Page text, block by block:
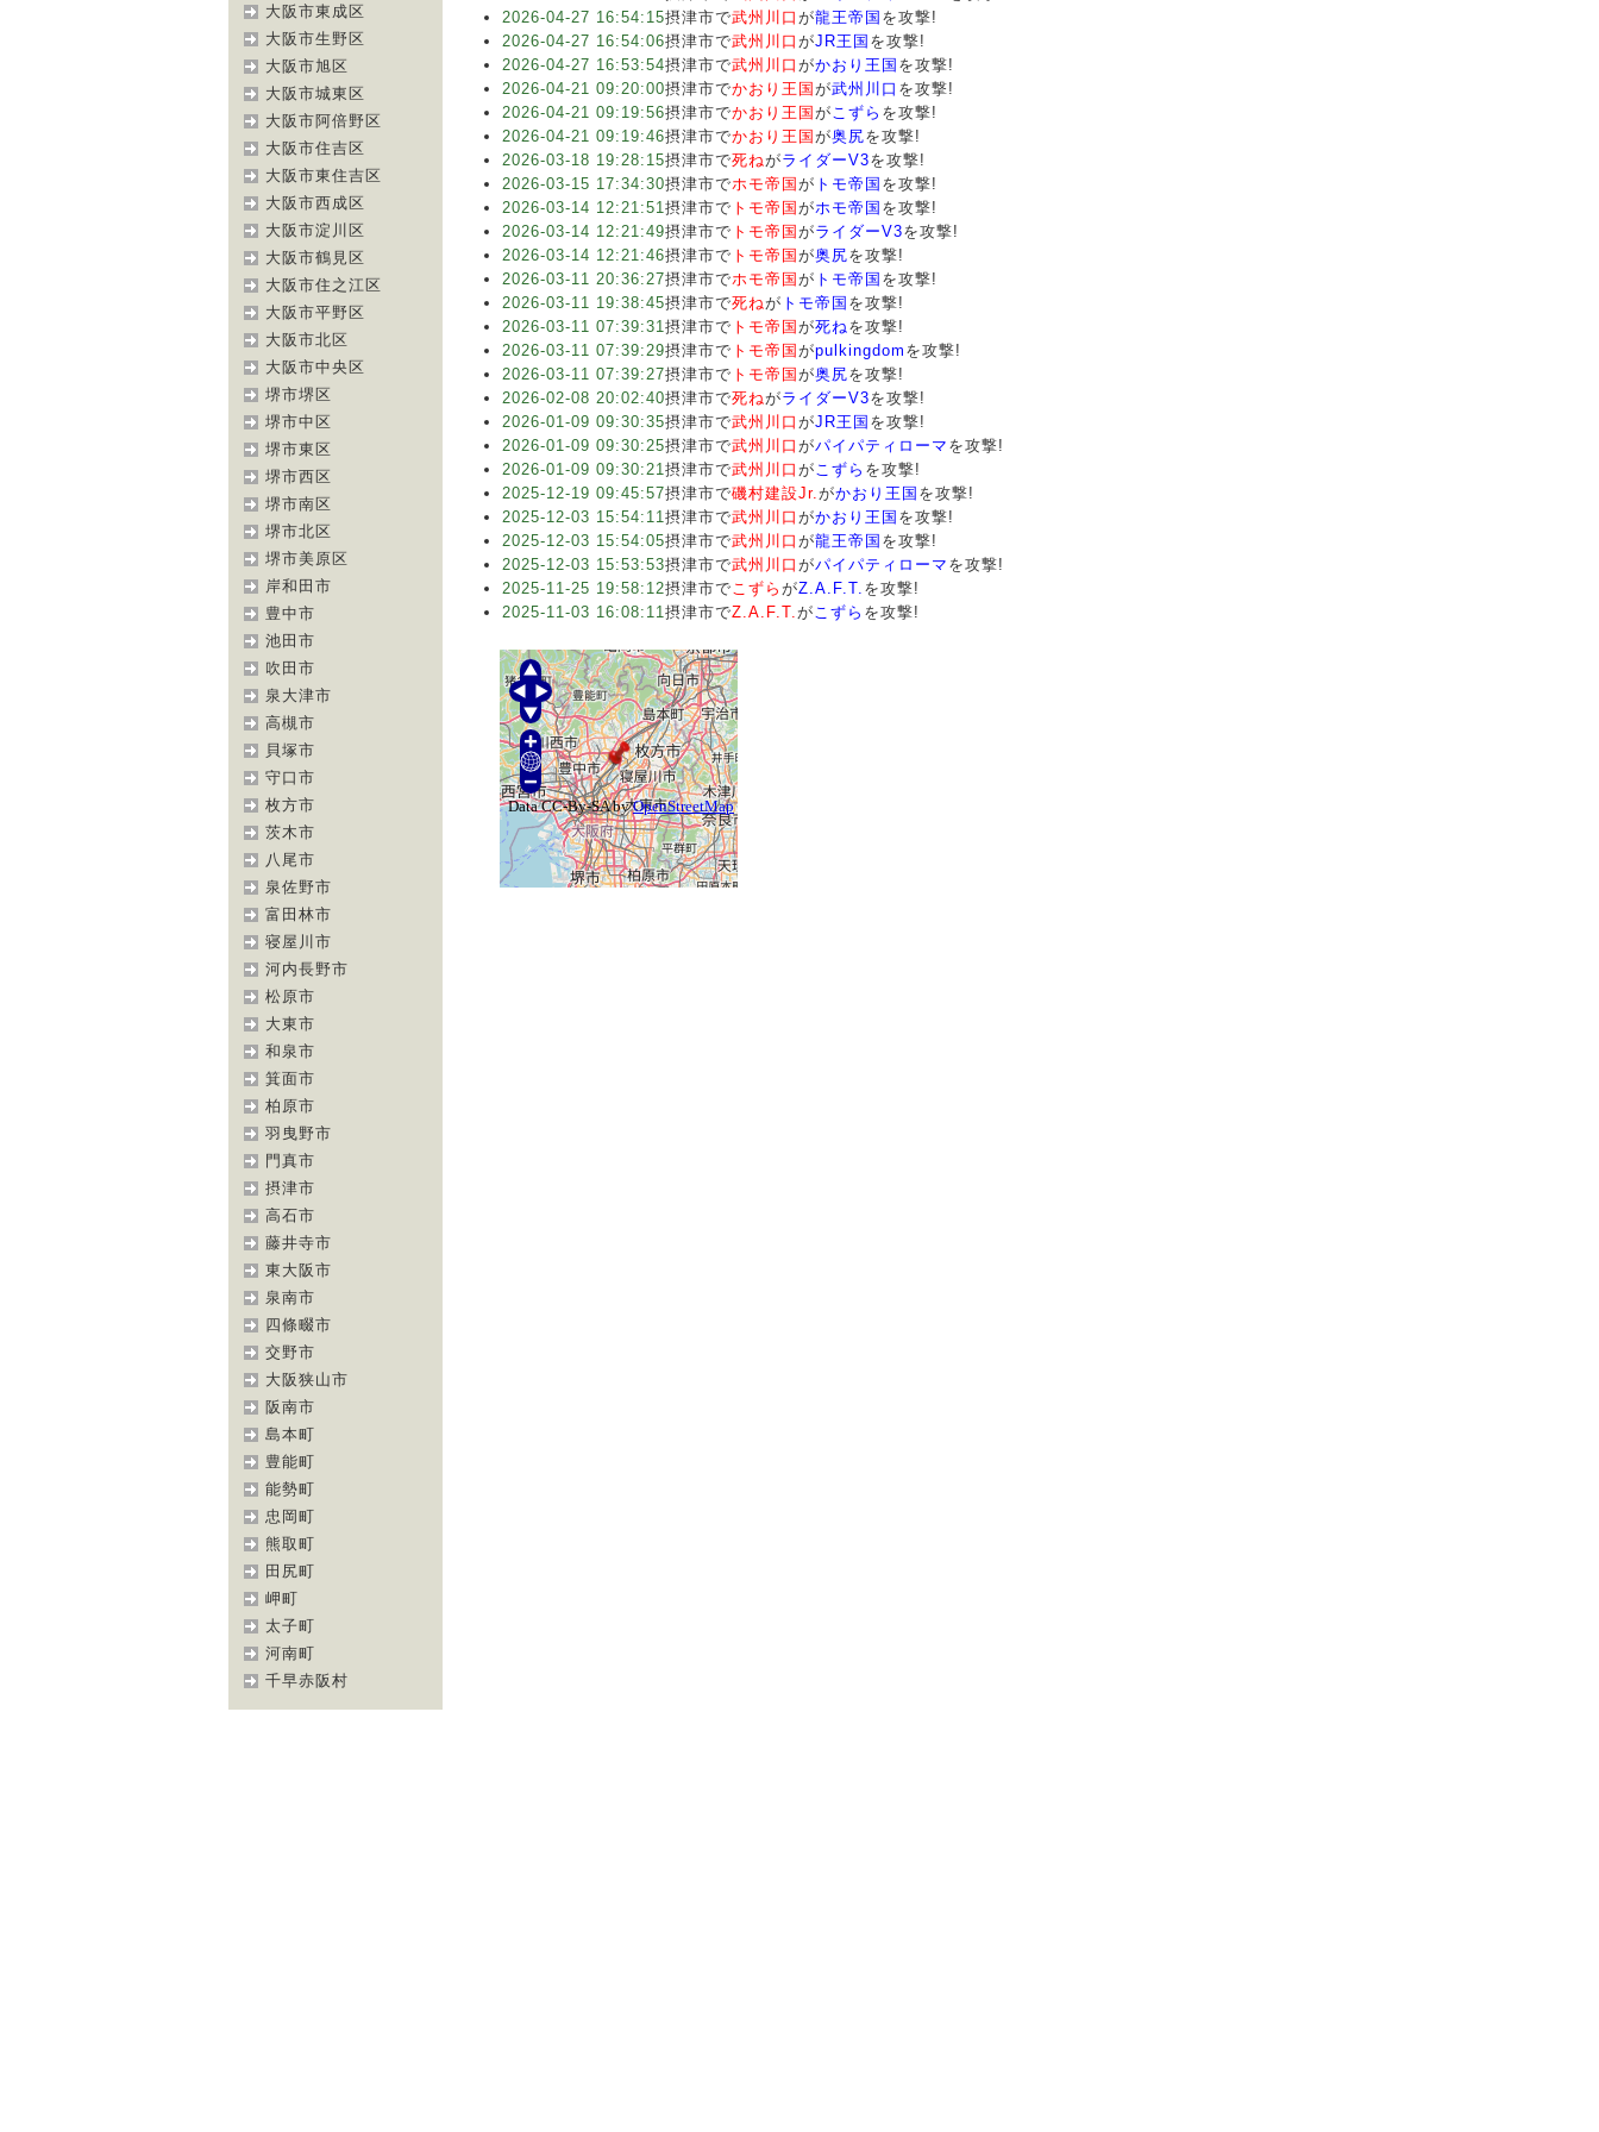
大阪市東成区
大阪市生野区
大阪市旭区
大阪市城東区
大阪市阿倍野区
大阪市住吉区
大阪市東住吉区
大阪市西成区
大阪市淀川区
大阪市鶴見区
大阪市住之江区
大阪市平野区
大阪市北区
大阪市中央区
堺市堺区
堺市中区
堺市東区
堺市西区
堺市南区
堺市北区
堺市美原区
岸和田市
豊中市
池田市
吹田市
泉大津市
高槻市
貝塚市
守口市
枚方市
茨木市
八尾市
泉佐野市
富田林市
寝屋川市
河内長野市
松原市
大東市
和泉市
箕面市
柏原市
羽曳野市
門真市
摂津市
高石市
藤井寺市
東大阪市
泉南市
四條畷市
交野市
大阪狭山市
阪南市
島本町
豊能町
能勢町
忠岡町
熊取町
田尻町
岬町
太子町
河南町
千早赤阪村
2026-04-27 16:54:15摂津市で武州川口 が龍王帝国 を攻撃!
2026-04-27 16:54:06摂津市で武州川口 がJR王国 を攻撃!
2026-04-27 16:53:54摂津市で武州川口 がかおり王国 を攻撃!
2026-04-21 09:20:00摂津市でかおり王国 が武州川口 を攻撃!
2026-04-21 09:19:56摂津市でかおり王国 がこずら を攻撃!
2026-04-21 09:19:46摂津市でかおり王国 が奥尻を攻撃!
2026-03-18 19:28:15摂津市で死ねがライダーV3を攻撃!
2026-03-15 17:34:30摂津市でホモ帝国 が トモ帝国 を攻撃!
2026-03-14 12:21:51摂津市で トモ帝国 がホモ帝国 を攻撃!
2026-03-14 12:21:49摂津市で トモ帝国 がライダーV3を攻撃!
2026-03-14 12:21:46摂津市で トモ帝国 が奥尻を攻撃!
2026-03-11 20:36:27摂津市でホモ帝国 が トモ帝国 を攻撃!
2026-03-11 19:38:45摂津市で死ねが トモ帝国 を攻撃!
2026-03-11 07:39:31摂津市で トモ帝国 が死ねを攻撃!
2026-03-11 07:39:29摂津市で トモ帝国 がpulkingdom を攻撃!
2026-03-11 07:39:27摂津市で トモ帝国 が奥尻を攻撃!
2026-02-08 20:02:40摂津市で死ねがライダーV3を攻撃!
2026-01-09 09:30:35摂津市で武州川口 がJR王国 を攻撃!
2026-01-09 09:30:25摂津市で武州川口 がパイパティローマ を攻撃!
2026-01-09 09:30:21摂津市で武州川口 がこずら を攻撃!
2025-12-19 09:45:57摂津市で磯村建設Jr.がかおり王国 を攻撃!
2025-12-03 15:54:11摂津市で武州川口 がかおり王国 を攻撃!
2025-12-03 15:54:05摂津市で武州川口 が龍王帝国 を攻撃!
2025-12-03 15:53:53摂津市で武州川口 がパイパティローマ を攻撃!
2025-11-25 19:58:12摂津市でこずら がZ.A.F.T. を攻撃!
2025-11-03 16:08:11摂津市でZ.A.F.T.がこずら を攻撃!